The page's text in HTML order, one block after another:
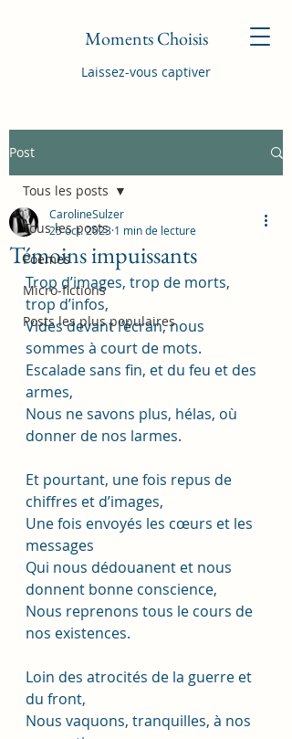
Moments Choisis
Laissez-vous captiver
Post
Tous les posts
Poèmes
Micro-fictions
Posts les plus populaires
Tous les posts
Témoins impuissants
CarolineSulzer
25 oct. 2023 1 min de lecture
Trop d’images, trop de morts,
trop d’infos,
Vides devant l’écran, nous
sommes à court de mots.
Escalade sans fin, et du feu et des
armes,
Nous ne savons plus, hélas, où
donner de nos larmes.
Et pourtant, une fois repus de
chiffres et d’images,
Une fois envoyés les cœurs et les
messages
Qui nous dédouanent et nous
donnent bonne conscience,
Nous reprenons tous le cours de
nos existences.
Loin des atrocités de la guerre et
du front,
Nous vaquons, tranquilles, à nos